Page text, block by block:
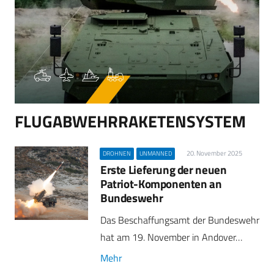
FLUGABWEHRRAKETENSYSTEM
DROHNEN UNMANNED 20. November 2025
Erste Lieferung der neuen
Patriot-Komponenten an
Bundeswehr
Das Beschaffungsamt der Bundeswehr
hat am 19. November in Andover…
Mehr